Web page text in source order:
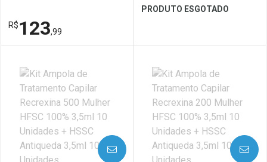
R$123,99
Dermaclub
Por Menos
PRODUTO ESGOTADO
Laboratório
Por Menos
AVISE-ME AVISE-ME